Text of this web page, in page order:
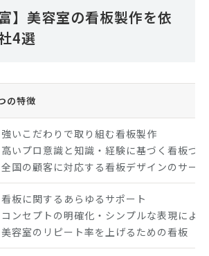
】美容室の看板製作を依
4選
の特徴
強いこだわりで取り組む看板製作
高いプロ意識と知識・経験に基づく看板づ
全国の顧客に対応する看板デザインのサー
看板に関するあらゆるサポート
コンセプトの明確化・シンプルな表現によ
美容室のリピート率を上げるための看板